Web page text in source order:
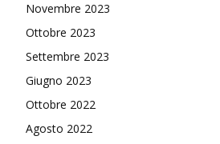
Novembre 2023
Ottobre 2023
Settembre 2023
Giugno 2023
Ottobre 2022
Agosto 2022